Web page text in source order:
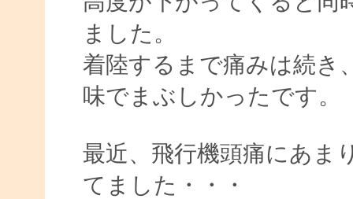
ました。
着陸するまで痛みは続き
味でまぶしかったです。
最近、飛行機頭痛にあま
てました・・・